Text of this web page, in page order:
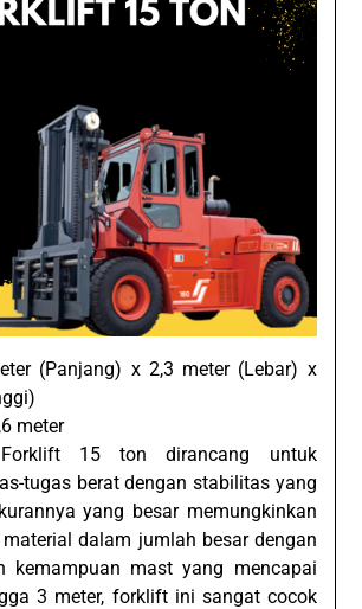
(Panjang) x 2,3 meter (Lebar) x
meter
15 ton dirancang untuk
tugas berat dengan stabilitas yang
yang besar memungkinkan
dalam jumlah besar dengan
kemampuan mast yang mencapai
3 meter, forklift ini sangat cocok